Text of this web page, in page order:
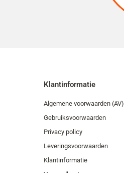
Klantinformatie
Algemene voorwaarden (AV)
Gebruiksvoorwaarden
Privacy policy
Leveringsvoorwaarden
Klantinformatie